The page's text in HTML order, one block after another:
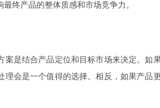
终产品的整体质感和市场竞争力。
案是结合产品定位和目标市场来决定。如
理会是一个值得的选择。相反，如果产品